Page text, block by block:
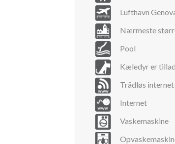
Lufthavn
Nærmeste
Pool
Kæledyr er
Trådløs internet
Internet
Vaskemaskine